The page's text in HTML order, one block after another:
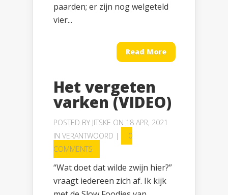
paarden; er zijn nog welgeteld
vier...
Read More
Het vergeten
varken (VIDEO)
POSTED BY JITSKE ON 18 APR, 2021
IN VERANTWOORD |
0
COMMENTS
“Wat doet dat wilde zwijn hier?”
vraagt iedereen zich af. Ik kijk